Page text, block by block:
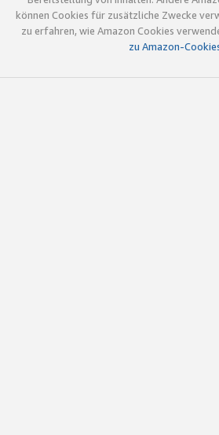
können Cookies für zusätzliche Zwecke
zu erfahren, wie Amazon Cookies
zu Amazon-